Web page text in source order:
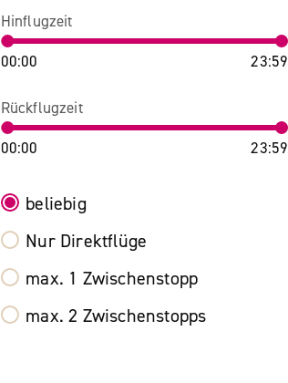
Hinflugzeit
00:00 23:59
Rückflugzeit
00:00 23:59
beliebig
Nur Direktflüge
max. 1 Zwischenstopp
max. 2 Zwischenstopps